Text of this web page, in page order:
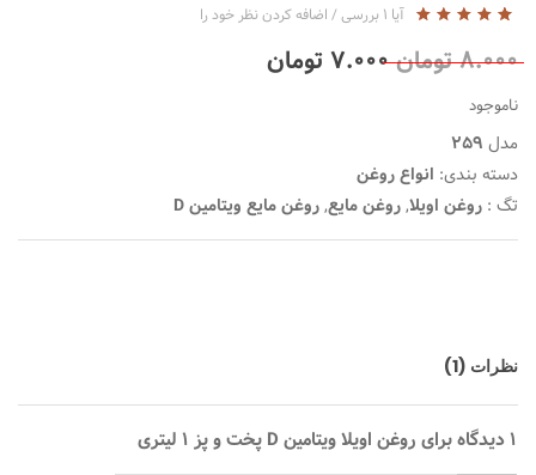
بر
رتبه
بندی
توسط
مشتری
آیا 1 بررسی / اضافه کردن نظر خود را
۸.۰۰۰تومان۷.۰۰۰تومان
ناموجود
مدل 259
دسته بندی: انواع روغن
تگ : روغن اویلا,روغن مایع,روغن مایع ویتامین D
نظرات (1)
1 دیدگاه برای روغن اویلا ویتامین D پخت و پز ۱ لیتری